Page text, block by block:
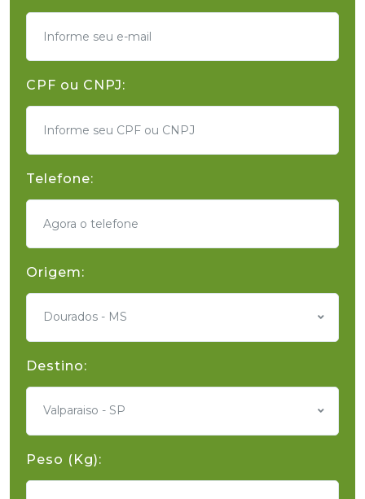
CPF ou CNPJ:
Telefone:
Origem:
Dourados - MS
Destino:
Valparaiso - SP
Peso (Kg):